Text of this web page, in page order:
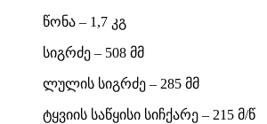
წონა – 1,7 კგ
სიგრძე – 508 მმ
ლულის სიგრძე – 285 მმ
ტყვიის საწყისი სიჩქარე – 215 მ/წ